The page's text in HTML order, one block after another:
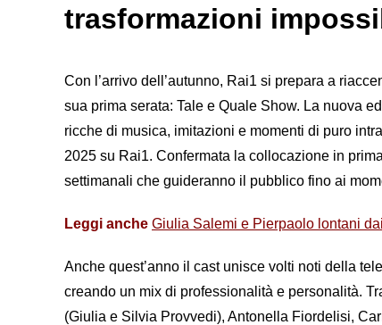
trasformazioni
Con l’arrivo dell’autunno, Rai1 si prepara a
sua prima serata: Tale e Quale Show. La nuova
ricche di musica, imitazioni e momenti di puro
2025 su Rai1. Confermata la collocazione in
settimanali che guideranno il pubblico fino ai
Leggi anche Giulia Salemi e Pierpaolo lontani
Anche quest’anno il cast unisce volti noti della
creando un mix di professionalità e personalità.
(Giulia e Silvia Provvedi), Antonella Fiordelisi,